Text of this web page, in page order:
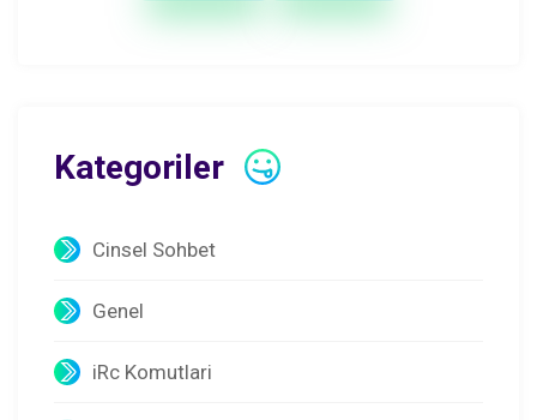
Kategoriler
Cinsel Sohbet
Genel
iRc Komutlari